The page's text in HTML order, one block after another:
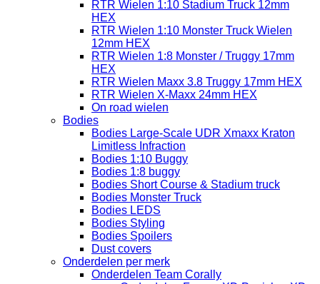
RTR Wielen 1:10 Stadium Truck 12mm
HEX
RTR Wielen 1:10 Monster Truck Wielen
12mm HEX
RTR Wielen 1:8 Monster / Truggy 17mm
HEX
RTR Wielen Maxx 3.8 Truggy 17mm HEX
RTR Wielen X-Maxx 24mm HEX
On road wielen
Bodies
Bodies Large-Scale UDR Xmaxx Kraton
Limitless Infraction
Bodies 1:10 Buggy
Bodies 1:8 buggy
Bodies Short Course & Stadium truck
Bodies Monster Truck
Bodies LEDS
Bodies Styling
Bodies Spoilers
Dust covers
Onderdelen per merk
Onderdelen Team Corally